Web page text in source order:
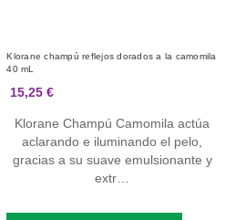
Klorane champú reflejos dorados a la camomila
40 mL
15,25 €
Klorane Champú Camomila actúa
aclarando e iluminando el pelo,
gracias a su suave emulsionante y
extr…